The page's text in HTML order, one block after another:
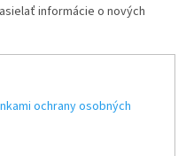
informácie o nových
ochrany osobných